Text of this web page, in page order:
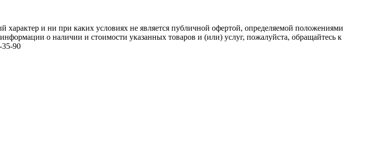
и ни при каких условиях не является публичной офертой, определяемой положениями
о наличии и стоимости указанных товаров и (или) услуг, пожалуйста, обращайтесь к
90